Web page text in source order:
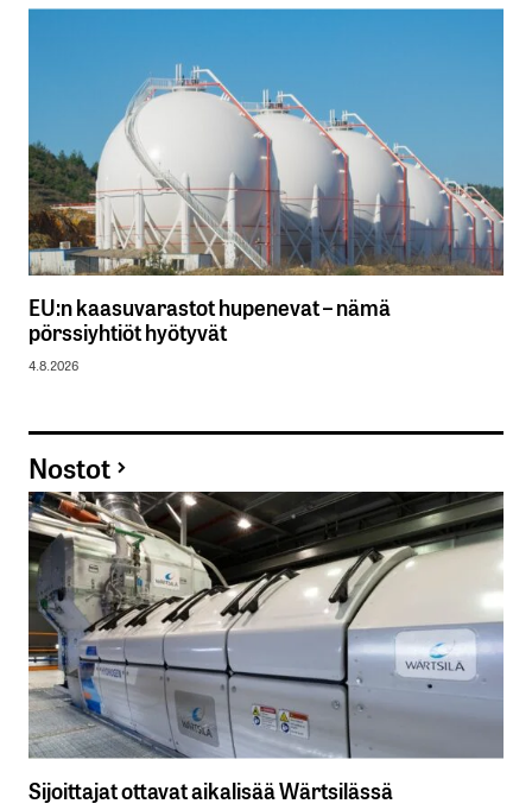
EU:n kaasuvarastot hupenevat – nämä
pörssiyhtiöt hyötyvät
4.8.2026
Nostot
Sijoittajat ottavat aikalisää Wärtsilässä